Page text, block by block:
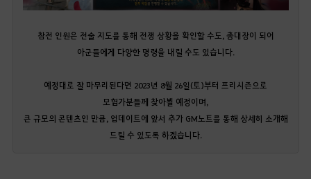
참전 인원은 전술 지도를 통해 전쟁 상황을 확인할 수도, 총대장이 되어
아군들에게 다양한 명령을 내릴 수도 있습니다.
예정대로 잘 마무리된다면 2023년 8월 26일(토)부터 프리시즌으로
모험가분들께 찾아뵐 예정이며,
큰 규모의 콘텐츠인 만큼, 업데이트에 앞서 추가 GM노트를 통해 상세히 소개해
드릴 수 있도록 하겠습니다.